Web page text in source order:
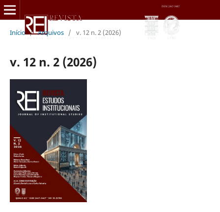
Início / Arquivos / v. 12 n. 2 (2026)
v. 12 n. 2 (2026)